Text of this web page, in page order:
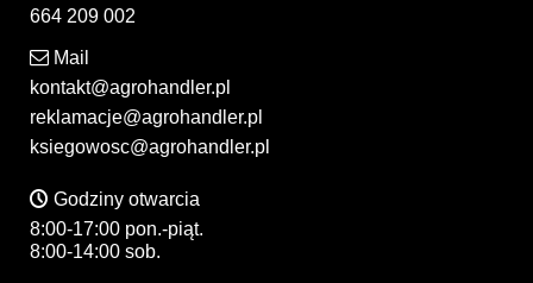
664 209 002
Mail
kontakt@agrohandler.pl
reklamacje@agrohandler.pl
ksiegowosc@agrohandler.pl
Godziny otwarcia
8:00-17:00 pon.-piąt.
8:00-14:00 sob.